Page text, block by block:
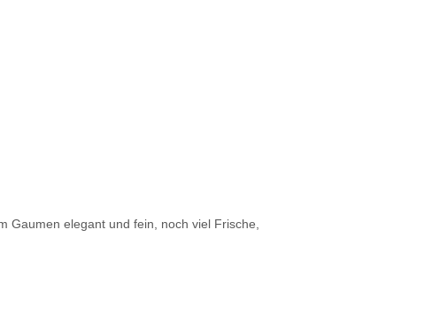
Gaumen elegant und fein, noch viel Frische,